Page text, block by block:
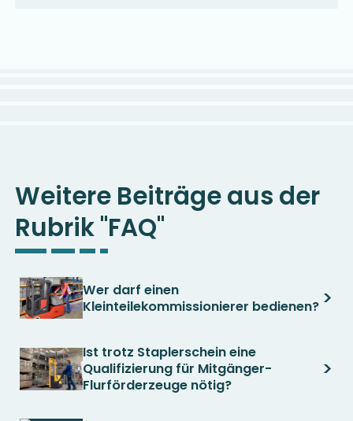
Weitere Beiträge aus der
Rubrik "FAQ"
Wer darf einen
Kleinteilekommissionierer bedienen? >
Ist trotz Staplerschein eine
Qualifizierung für Mitgänger-
Flurförderzeuge nötig?
>